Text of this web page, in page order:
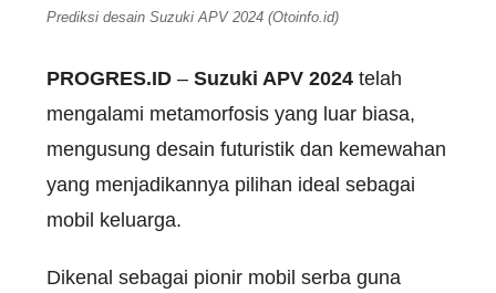
Prediksi desain Suzuki APV 2024 (Otoinfo.id)
PROGRES.ID – Suzuki APV 2024 telah
mengalami metamorfosis yang luar biasa,
mengusung desain futuristik dan kemewahan
yang menjadikannya pilihan ideal sebagai
mobil keluarga.
Dikenal sebagai pionir mobil serba guna